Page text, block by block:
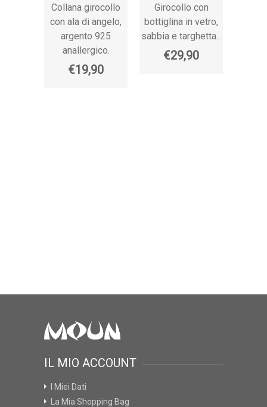
Collana girocollo
con ala di angelo,
argento 925
anallergico.
€19,90
Girocollo con
bottiglina in vetro,
sabbia e targhetta...
€29,90
IL MIO ACCOUNT
I Miei Dati
La Mia Shopping Bag